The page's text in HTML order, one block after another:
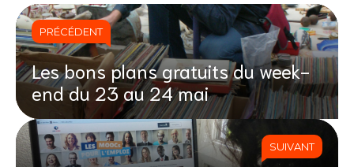
PRÉCÉDENT
Les bons plans gratuits du week-
end du 23 au 24 mai
SUIVANT